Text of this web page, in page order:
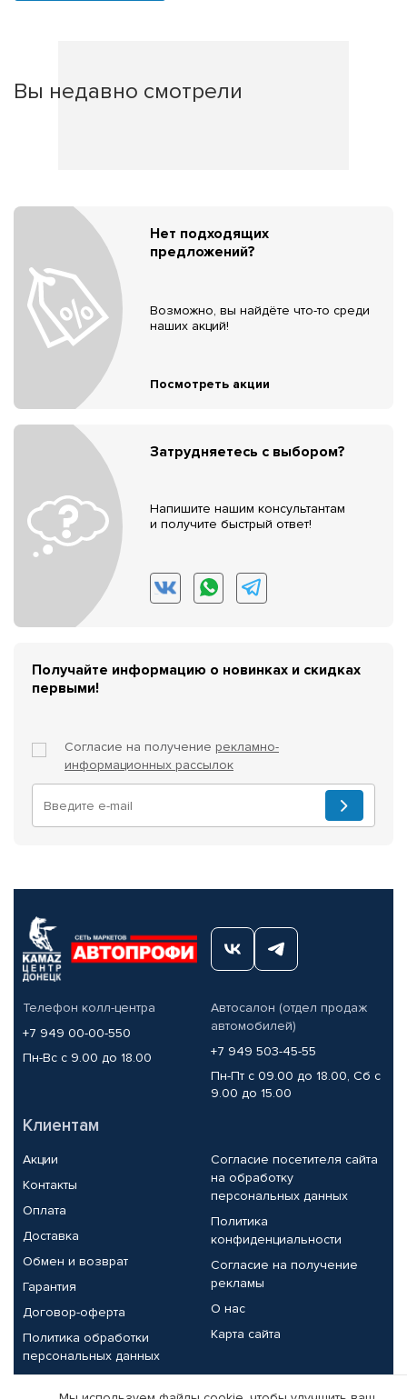
Вы недавно смотрели
Нет подходящих
предложений?
Возможно, вы найдёте что-то среди
наших акций!
Посмотреть акции
Затрудняетесь с выбором?
Напишите нашим консультантам
и получите быстрый ответ!
Получайте информацию о новинках и скидках
первыми!
Согласие на получение рекламно-
информационных рассылок
Телефон колл-центра
+7 949 00-00-550
Пн-Вс с 9.00 до 18.00
Автосалон (отдел продаж
автомобилей)
+7 949 503-45-55
Пн-Пт с 09.00 до 18.00, Сб с
9.00 до 15.00
Клиентам
Акции
Контакты
Оплата
Доставка
Обмен и возврат
Гарантия
Договор-оферта
Политика обработки
персональных данных
Согласие посетителя сайта
на обработку
персональных данных
Политика
конфиденциальности
Согласие на получение
рекламы
О нас
Карта сайта